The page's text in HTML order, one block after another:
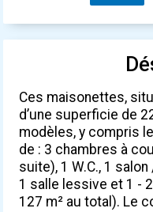
Ces maisonettes,
d’une superficie de
modèles, y compris
de : 3 chambres à coucher 2 salles de bains (1 en-
suite), 1 W.C., 1
1 salle lessive et 1 -
127 m² au total). Le complexe est situé à Colonia de